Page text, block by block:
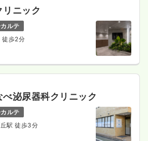
リニック
ルテ
徒歩2分
べ泌尿器科クリニック
ルテ
駅 徒歩3分